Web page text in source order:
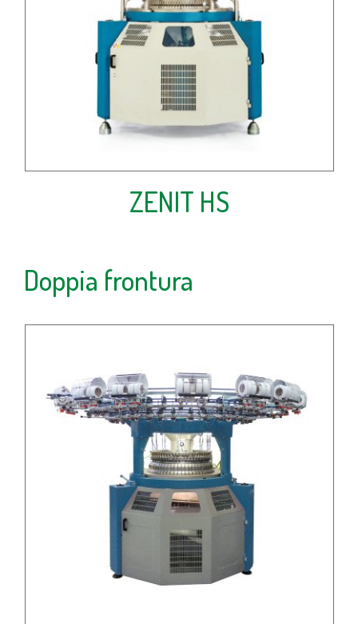
ZENIT HS
Doppia frontura